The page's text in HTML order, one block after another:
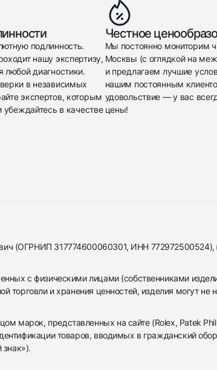
подлинность.
нашу экспертизу,
диагностики.
в независимых
экспертов, которым
убеждайтесь в качестве
Честное
Мы постоянно мониторим
Москвы (с оглядкой на
и предлагаем лучшие
нашим постоянным
удовольствие — у вас
цены!
(ОГРНИП 317774600060301, ИНН
с физическими лицами (собственниками
торговли и хранения ценностей, изделия могут не
марок, представленных на сайте (Rolex, Patek
товаров, вводимых в гражданский